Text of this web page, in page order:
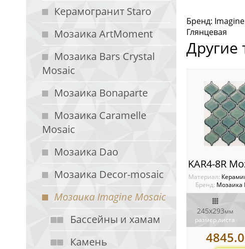
Керамогранит Staro
Мозаика ArtMoment
Мозаика Bars Crystal
Mosaic
Мозаика Bonaparte
Мозаика Caramelle
Mosaic
Мозаика Dao
Мозаика Decor-mosaic
Мозаика Imagine Mosaic
Бассейны и хамам
Камень
Бренд:
Глянцевая
Другие
Материал:
Бренд: Мозаика
245х293мм
размер листа